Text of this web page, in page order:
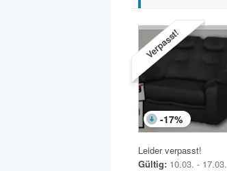
Verpasst!
-17%
Leider verpasst!
Gültig: 10.03. - 17.03.